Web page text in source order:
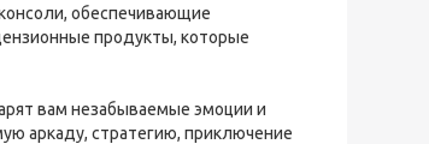
обеспечивающие
продукты, которые
вам незабываемые эмоции и
аркаду, стратегию, приключение